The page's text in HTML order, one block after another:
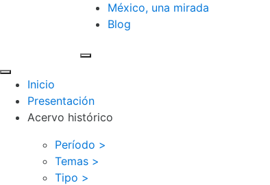
México, una mirada
Blog
Inicio
Presentación
Acervo histórico
Período >
Temas >
Tipo >